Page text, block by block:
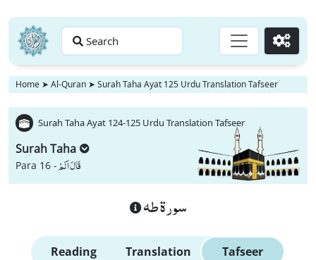
Search Go
Home ➤ Al-Quran ➤ Surah Taha Ayat 125 Urdu Translation Tafseer
Surah Taha Ayat 124-125 Urdu Translation Tafseer
Surah Taha
Para 16 -قَالَ اَلَمْ
سورة طه
Reading Translation Tafseer